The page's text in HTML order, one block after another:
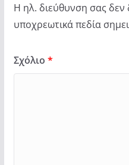
Η ηλ. διεύθυνση σας δεν
υποχρεωτικά πεδία
Σχόλιο *